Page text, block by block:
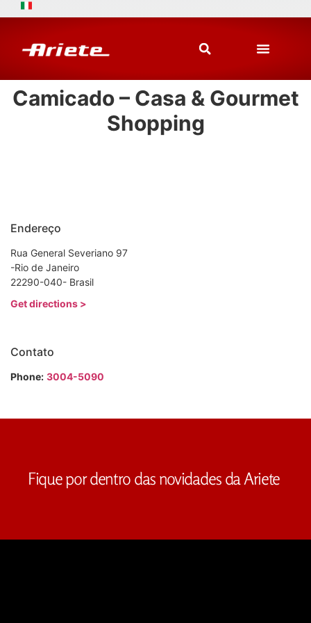
Camicado – Casa & Gourmet
Shopping
Endereço
Rua General Severiano 97
-Rio de Janeiro
22290-040- Brasil
Get directions >
Contato
Phone: 3004-5090
Fique por dentro das novidades da Ariete